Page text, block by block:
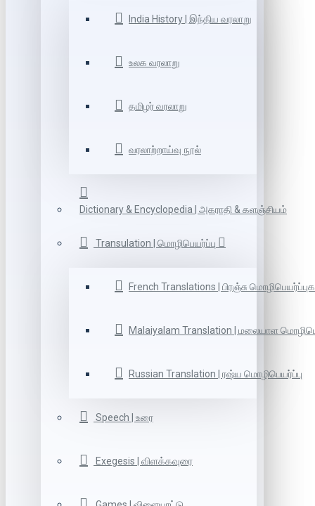
India History | இந்திய வரலாறு
உலக வரலாறு
தமிழர் வரலாறு
வரலாற்றாய்வு நூல்
Dictionary & Encyclopedia | அகராதி & களஞ்சியம்
Transulation | மொழிபெயர்ப்பு
French Translations | பிரஞ்சு
Malaiyalam Translation | மலையாள
Russian Translation | ரஷ்ய மொழிபெயர்ப்பு
Speech | உரை
Exegesis | விளக்கவுரை